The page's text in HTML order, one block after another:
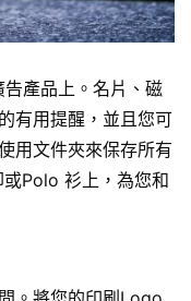
告產品上。名片、磁
有用提醒，並且您可
用文件夾來保存所有
或Polo 衫上，為您和